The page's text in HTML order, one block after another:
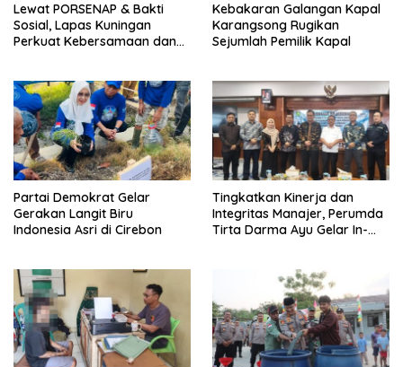
Lewat PORSENAP & Bakti
Sosial, Lapas Kuningan
Perkuat Kebersamaan dan
Kebakaran Galangan Kapal
Karangsong Rugikan
Sejumlah Pemilik Kapal
Partai Demokrat Gelar
Gerakan Langit Biru
Indonesia Asri di Cirebon
‎Tingkatkan Kinerja dan
Integritas Manajer, Perumda
Tirta Darma Ayu Gelar In-